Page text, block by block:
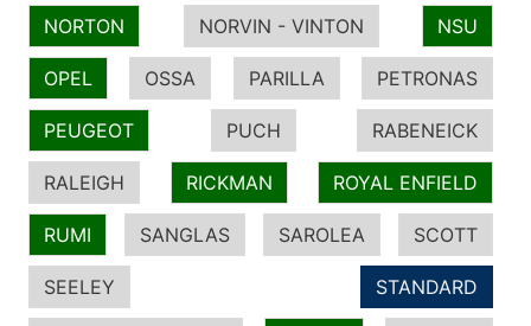
NORTON NORVIN - VINTON NSU
OPEL OSSA PARILLA PETRONAS
PEUGEOT PUCH RABENEICK
RALEIGH RICKMAN ROYAL ENFIELD
RUMI SANGLAS SAROLEA SCOTT
SEELEY STANDARD